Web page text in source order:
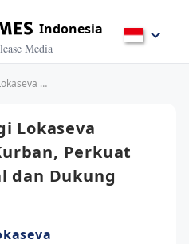
Indonesia
Media
/ PT Pelindo Sinergi Lokaseva Berbagi Hewan Kurban, Perkuat Kepedulian Sosial dan Dukung Peternak Lokal
Lokaseva
Perkuat
dan Dukung